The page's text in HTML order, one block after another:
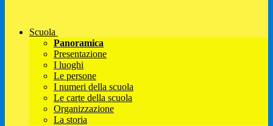
Scuola
Panoramica
Presentazione
I luoghi
Le persone
I numeri della scuola
Le carte della scuola
Organizzazione
La storia